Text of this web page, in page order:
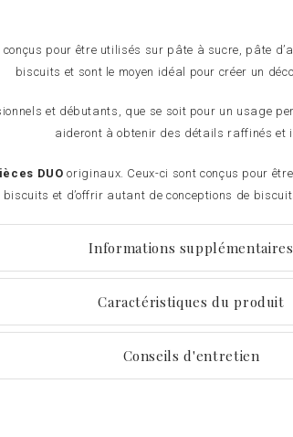
conçus pour être utilisés sur pâte à sucre, pâte
biscuits et sont le moyen idéal pour créer un
et débutants, que se soit pour un usage
aideront à obtenir des détails raffinés et
DUO originaux. Ceux-ci sont conçus pour
biscuits et d’offrir autant de conceptions de
Informations supplémentaires
Caractéristiques du produit
Conseils d'entretien